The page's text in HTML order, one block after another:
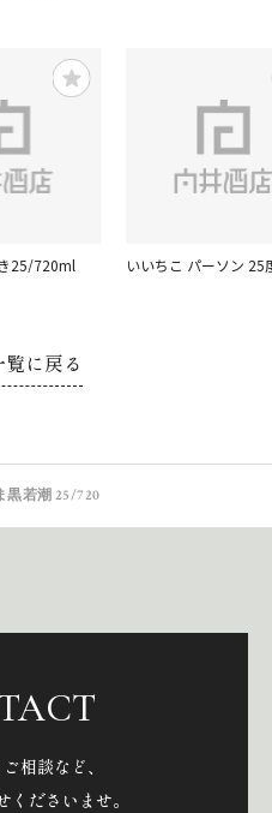
25/720ml いいちこ パーソン 25
に戻る
黒若潮 25/720
相談など、
くださいませ。